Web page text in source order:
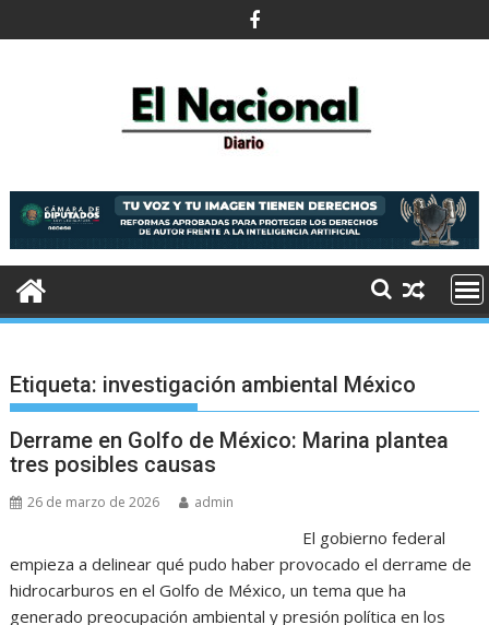
al
Etiqueta: investigación ambiental México
Derrame en Golfo de México: Marina plantea
tres posibles causas
26 de marzo de 2026 admin
El gobierno federal
empieza a delinear qué pudo haber provocado el derrame de
hidrocarburos en el Golfo de México, un tema que ha
generado preocupación ambiental y presión política en los